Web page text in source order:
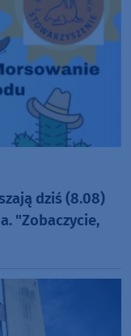
dziś (8.08)
"Zobaczycie,